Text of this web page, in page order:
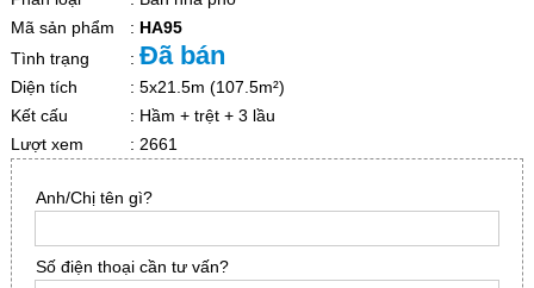
Mã sản phẩm
: HA95
Tình trạng
: Đã bán
Diện tích
: 5x21.5m (107.5m²)
Kết cấu
: Hầm + trệt + 3 lầu
Lượt xem
: 2661
Anh/Chị tên gì?
Số điện thoại cần tư vấn?